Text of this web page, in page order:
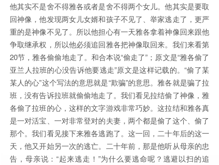
他其实不是舍不得雅各或者是舍不得两个女儿。他其实是要取
回神像，他发现两女儿女婿和孩子不见了、举家逃走了，更严
重的是神像不见了。所以他担心有一天雅各拿着神像回来跟他
争取继承权，所以他必须追回雅各把神像取回来。我们来看第
20节，雅各偷偷地走了。和合本说“偷走了”；原文是“雅各偷了
亚兰人拉班的心没告诉他要逃走”原文是这样记载的。“偷了某
某人的心”这个写法的意思就是“欺骗”的意思。雅各就是骗了拉
班，没有告诉拉班就偷偷地走了。我们看见拉结偷了神像，雅
各偷了拉班的心，这样的文字游戏非常巧妙。这拉结和雅各真
是一对活宝、一对非常登对的夫妻，两个都是偷了这个、偷了
那个。我们看见接下来雅各逃跑了。这一回，二十年后的这一
天，他又开始另一次的逃亡。二十年前，那是他听从母亲的忠
告，母亲说：“起来逃走！”为什么要逃命呢？逃避以扫的追